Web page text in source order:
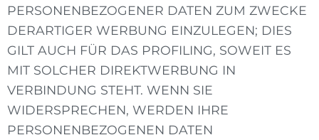
PERSONENBEZOGENER DATEN ZUM ZWECKE
DERARTIGER WERBUNG EINZULEGEN; DIES
GILT AUCH FÜR DAS PROFILING, SOWEIT ES
MIT SOLCHER DIREKTWERBUNG IN
VERBINDUNG STEHT. WENN SIE
WIDERSPRECHEN, WERDEN IHRE
PERSONENBEZOGENEN DATEN